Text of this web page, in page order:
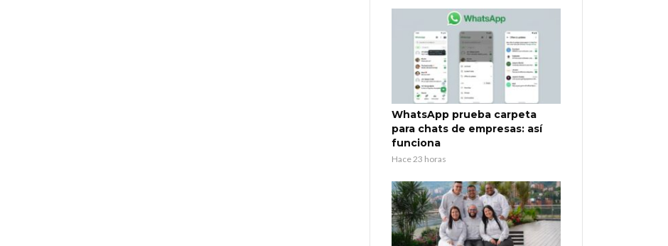
WhatsApp prueba carpeta
para chats de empresas: así
funciona
Hace 23 horas